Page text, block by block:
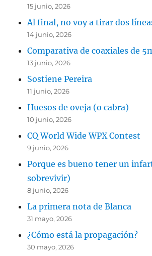
15 junio, 2026
Al final, no voy a tirar dos
14 junio, 2026
Comparativa de coaxiales de
13 junio, 2026
Sostiene Pereira
11 junio, 2026
Huesos de oveja (o cabra)
10 junio, 2026
CQ World Wide WPX Contest
9 junio, 2026
Porque es bueno tener un
sobrevivir)
8 junio, 2026
La primera nota de Blanca
31 mayo, 2026
¿Cómo está la propagación?
30 mayo, 2026